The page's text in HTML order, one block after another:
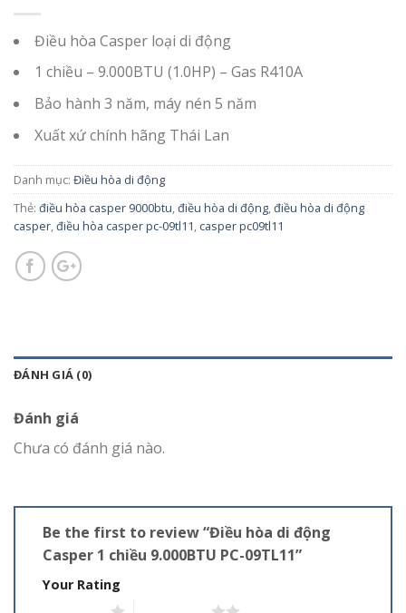
Điều hòa Casper loại di động
1 chiều – 9.000BTU (1.0HP) – Gas R410A
Bảo hành 3 năm, máy nén 5 năm
Xuất xứ chính hãng Thái Lan
Danh mục: Điều hòa di động
Thẻ: điều hòa casper 9000btu,điều hòa di động,điều hòa di động
casper,điều hòa casper pc-09tl11, casper pc09tl11
ĐÁNH GIÁ (0)
Đánh giá
Chưa có đánh giá nào.
Be the first to review “Điều hòa di động
Casper 1 chiều 9.000BTU PC-09TL11”
Your Rating